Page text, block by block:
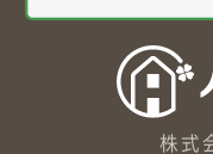
株式